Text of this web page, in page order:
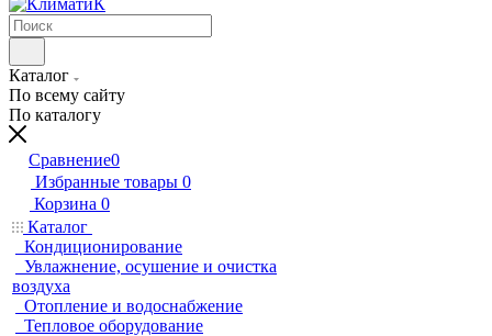
Каталог
По всему сайту
По каталогу
Сравнение0
Избранные товары 0
Корзина 0
Каталог
Кондиционирование
Увлажнение, осушение и очистка
воздуха
Отопление и водоснабжение
Тепловое оборудование